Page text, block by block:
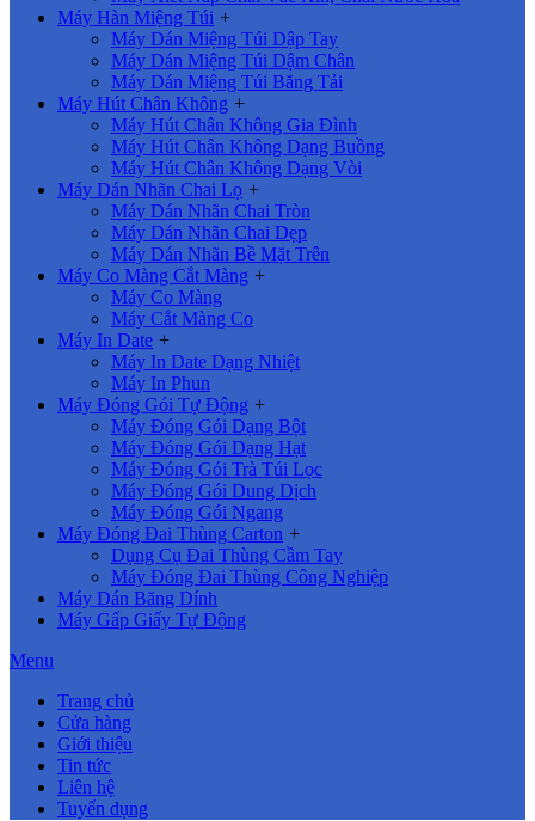
Máy Hàn Miệng Túi +
Máy Dán Miệng Túi Dập Tay
Máy Dán Miệng Túi Dậm Chân
Máy Dán Miệng Túi Băng Tải
Máy Hút Chân Không +
Máy Hút Chân Không Gia Đình
Máy Hút Chân Không Dạng Buồng
Máy Hút Chân Không Dạng Vòi
Máy Dán Nhãn Chai Lọ +
Máy Dán Nhãn Chai Tròn
Máy Dán Nhãn Chai Dẹp
Máy Dán Nhãn Bề Mặt Trên
Máy Co Màng Cắt Màng +
Máy Co Màng
Máy Cắt Màng Co
Máy In Date +
Máy In Date Dạng Nhiệt
Máy In Phun
Máy Đóng Gói Tự Động +
Máy Đóng Gói Dạng Bột
Máy Đóng Gói Dạng Hạt
Máy Đóng Gói Trà Túi Lọc
Máy Đóng Gói Dung Dịch
Máy Đóng Gói Ngang
Máy Đóng Đai Thùng Carton +
Dụng Cụ Đai Thùng Cầm Tay
Máy Đóng Đai Thùng Công Nghiệp
Máy Dán Băng Dính
Máy Gấp Giấy Tự Động
Menu
Trang chủ
Cửa hàng
Giới thiệu
Tin tức
Liên hệ
Tuyển dụng